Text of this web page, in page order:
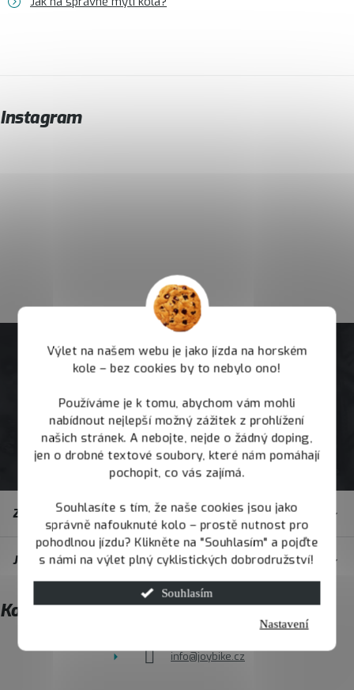
Výlet na našem webu je jako jízda na horském
kole – bez cookies by to nebylo ono!
Používáme je k tomu, abychom vám mohli
nabídnout nejlepší možný zážitek z prohlížení
našich stránek. A nebojte, nejde o žádný doping,
jen o drobné textové soubory, které nám pomáhají
pochopit, co vás zajímá.
Souhlasíte s tím, že naše cookies jsou jako
správně nafouknuté kolo – prostě nutnost pro
pohodlnou jízdu? Klikněte na "Souhlasím" a pojďte
s námi na výlet plný cyklistických dobrodružství!
Souhlasím
Nastavení
Instagram
t
í
Zákaznický servis
JOY.BIKE
Kontakt
info@joybike.cz